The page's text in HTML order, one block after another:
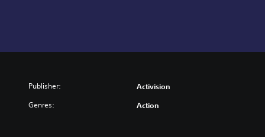
Publisher: Activision
Genres: Action